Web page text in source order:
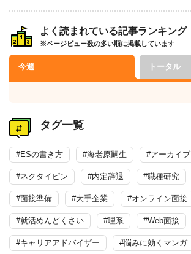
よく読まれている記事ランキング
※ページビュー数の多い順に掲載しています
今週 トータル
タグ一覧
#ESの書き方 #海老原嗣生 #アーカイブ
#ネクタイピン #内定辞退 #職種研究
#面接準備 #大手企業 #オンライン面接
#就活めんどくさい #理系 #Web面接
#キャリアアドバイザー #悩みに効くマンガ